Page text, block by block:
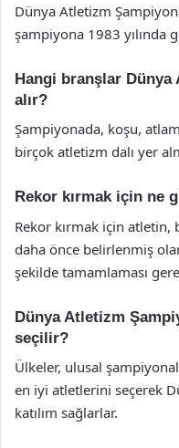
Dünya Atletizm
şampiyona 1983 yılında
Hangi branşlar Dünya
alır?
Şampiyonada, koşu,
birçok atletizm dalı yer
Rekor kırmak için ne
Rekor kırmak için
daha önce belirlenmiş
şekilde tamamlaması
Dünya Atletizm
seçilir?
Ülkeler, ulusal
en iyi atletlerini seçerek
katılım sağlarlar.